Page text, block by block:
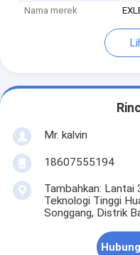
Nama merek
Mr. kalvin
18607555194
Tambahkan: Lantai
Teknologi Tinggi
Songgang, Distrik